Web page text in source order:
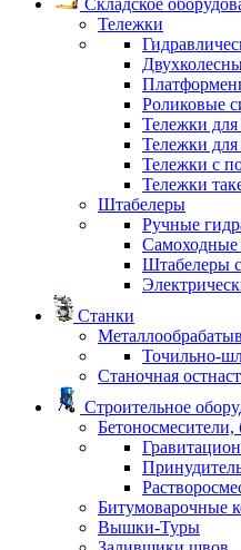
Складское
Тележки
Роликовые
Тележки для
Тележки для
Тележки с
Тележки
Штабелеры
Ручные
Штабелеры
Станки
Точильно-
Станочная
Строительное
Битумоварочные
Вышки-Туры